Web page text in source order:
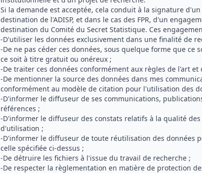
Si la demande est acceptée, cela conduit à la signature
destination de l'ADISP, et dans le cas des FPR, d'un
destination du Comité du Secret Statistique. Ces
-D'utiliser les données exclusivement dans une finalité de
-De ne pas céder ces données, sous quelque forme que ce
ce soit à titre gratuit ou onéreux ;
-De traiter ces données conformément aux règles de l'art
-De mentionner la source des données dans mes
conformément au modèle de citation pour l'utilisation des
-D'informer le diffuseur de ses communications,
références ;
-D'informer le diffuseur des constats relatifs à la qualité
d'utilisation ;
-D'informer le diffuseur de toute réutilisation des données
celle spécifiée ci-dessus ;
-De détruire les fichiers à l'issue du travail de recherche ;
-De respecter la règlementation en matière de protection